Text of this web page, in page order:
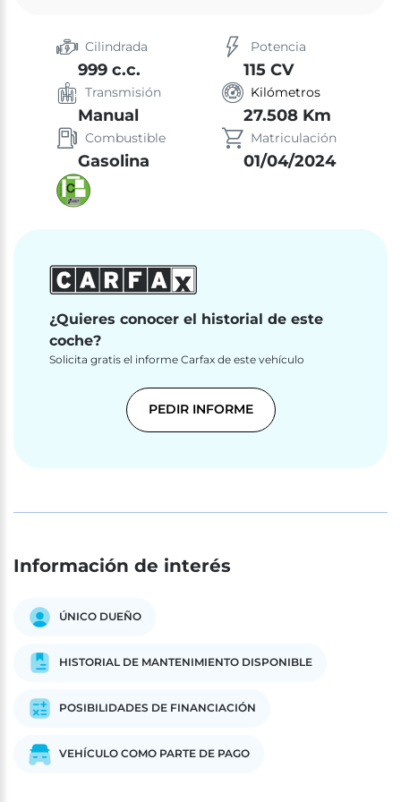
Cilindrada
999 c.c.
Potencia
115 CV
Transmisión
Manual
Kilómetros
27.508 Km
Combustible
Gasolina
Matriculación
01/04/2024
¿Quieres conocer el historial de este
coche?
Solicita gratis el informe Carfax de este vehículo
PEDIR INFORME
Información de interés
ÚNICO DUEÑO
HISTORIAL DE MANTENIMIENTO DISPONIBLE
POSIBILIDADES DE FINANCIACIÓN
VEHÍCULO COMO PARTE DE PAGO